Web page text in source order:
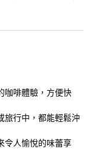
咖啡體驗，方便快
旅行中，都能輕鬆沖
令人愉悅的味蕾享